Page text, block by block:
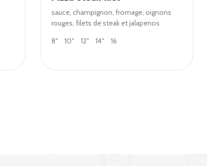
sauce, champignon, fromage, oignons
rouges, filets de steak et jalapenos
8″
10″ 12″ 14″ 16